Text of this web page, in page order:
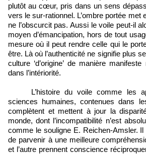
plutôt au cœur, pris dans un sens
vers le sur-rationnel. L’ombre portée met
ne l’obscurcit pas. Aussi le voile peut-il
moyen d’émancipation, hors de tout
mesure où il peut rendre celle qui le
être. Là où l’authenticité ne signifie plus
culture ‘d’origine’ de manière
dans l’intériorité.
L’histoire du voile comme les
sciences humaines, contenues dans
complètent et mettent à jour la
monde, dont l’incompatibilité n’est
comme le souligne E. Reichen-Amsler.
de parvenir à une meilleure
et l’autre prennent conscience